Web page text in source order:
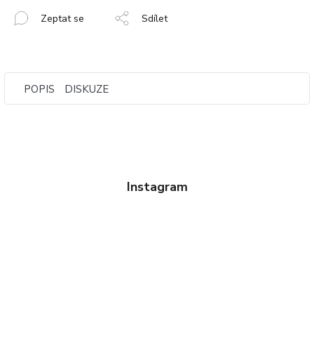
Zeptat se Sdílet
POPIS DISKUZE
Instagram